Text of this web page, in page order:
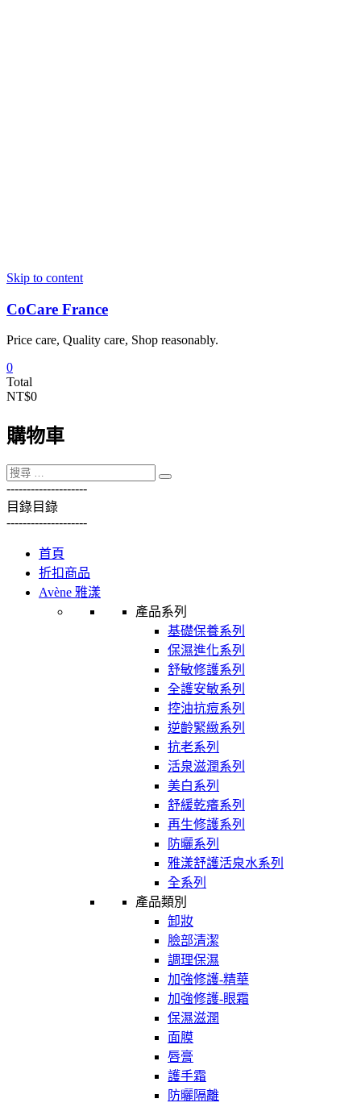
Skip to content
CoCare France
Price care, Quality care, Shop reasonably.
0
Total
NT$0
購物車
--------------------
目錄目錄
--------------------
首頁
折扣商品
Avène 雅漾
產品系列
基礎保養系列
保濕進化系列
舒敏修護系列
全護安敏系列
控油抗痘系列
逆齡緊緻系列
抗老系列
活泉滋潤系列
美白系列
舒緩乾癢系列
再生修護系列
防曬系列
雅漾舒護活泉水系列
全系列
產品類別
卸妝
臉部清潔
調理保濕
加強修護-精華
加強修護-眼霜
保濕滋潤
面膜
唇膏
護手霜
防曬隔離